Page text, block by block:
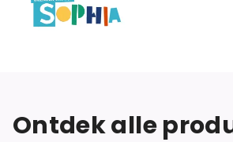
Ontdek alle